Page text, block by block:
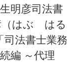
明彦司法書
（はぶ はる
司法書士業務
編 ～代理